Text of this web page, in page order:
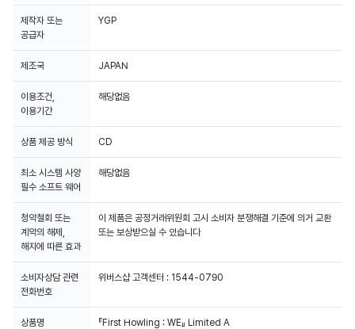
해당 음반은 써클 리테일 차트에 반영됩니다.
제작자 또는
공급자
YGP
제조국 JAPAN
이용조건,
이용기간
해당없음
상품 제공 방식 CD
최소 시스템 사양
필수 소프트 웨어
해당없음
청약철회 또는
계약의 해제,
해지에 따른 효과
이 제품은 공정거래위원회 고시 소비자 분쟁해결 기준에 의거 교환
또는 보상받으실 수 있습니다
소비자상담 관련
전화번호
위버스샵 고객센터 : 1544-0790
상품명 『First Howling : WE』 Limited A